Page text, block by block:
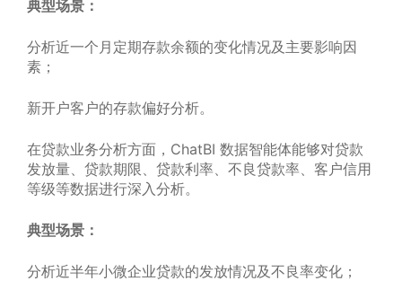
典型场景：
分析近一个月定期存款余额的变化情况及主要影响因
素；
新开户客户的存款偏好分析。
在贷款业务分析方面，ChatBI 数据智能体能够对贷款
发放量、贷款期限、贷款利率、不良贷款率、客户信用
等级等数据进行深入分析。
典型场景：
分析近半年小微企业贷款的发放情况及不良率变化；